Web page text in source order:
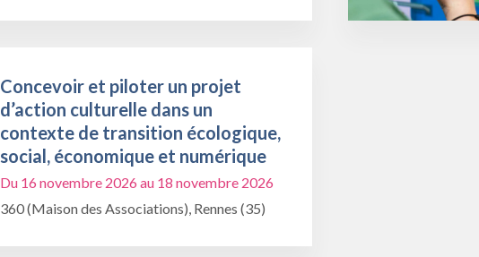
Concevoir et piloter un projet
d’action culturelle dans un
contexte de transition écologique,
social, économique et numérique
Du 16 novembre 2026 au 18 novembre 2026
360 (Maison des Associations), Rennes (35)